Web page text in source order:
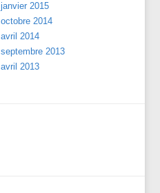
janvier 2015
octobre 2014
avril 2014
septembre 2013
avril 2013